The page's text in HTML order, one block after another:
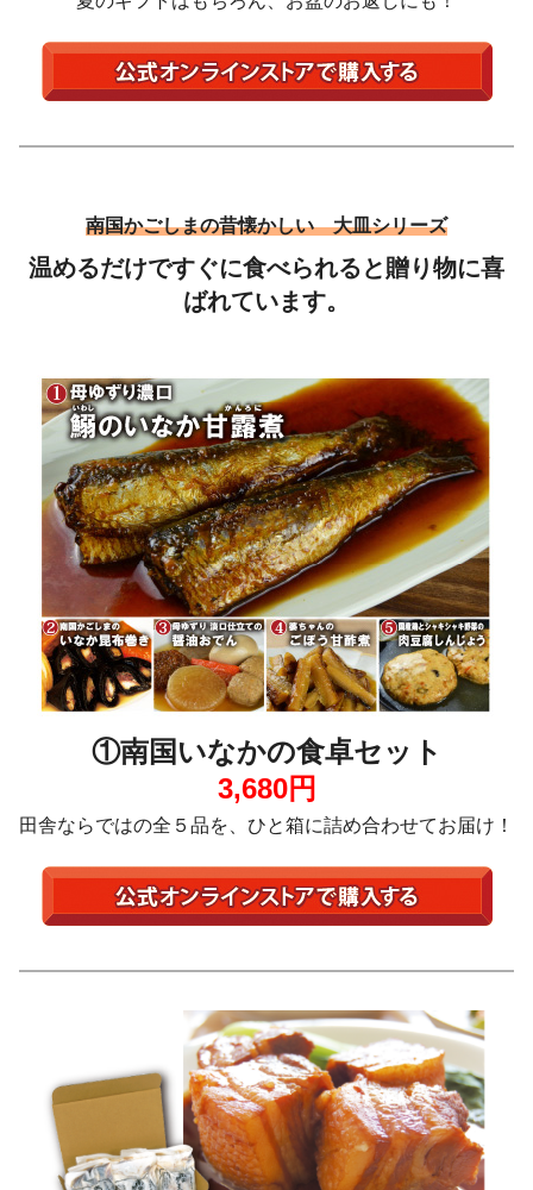
南国かごしまの昔懐かしい 大皿シリーズ
温めるだけですぐに食べられると贈り物に喜
ばれています。
①南国いなかの食卓セット
3,680円
田舎ならではの全５品を、ひと箱に詰め合わせてお届け！